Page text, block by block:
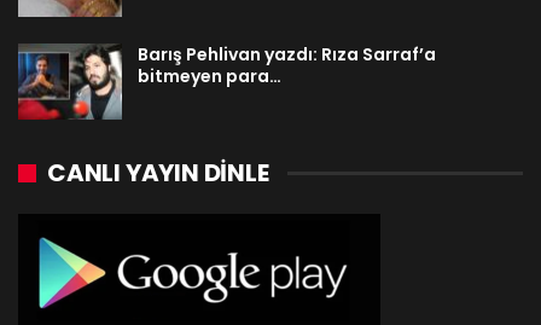
Barış Pehlivan yazdı: Rıza Sarraf’a
bitmeyen para…
CANLI YAYIN DINLE